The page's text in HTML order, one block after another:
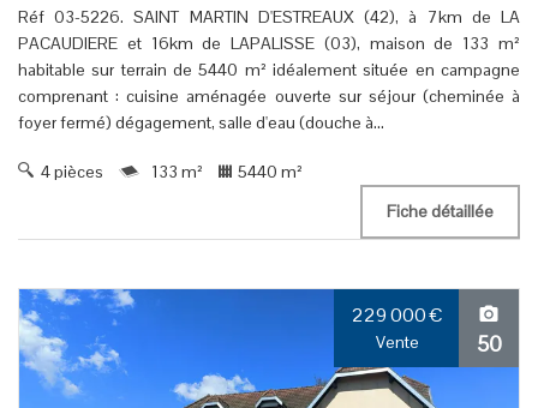
Réf 03-5226. SAINT MARTIN D'ESTREAUX (42), à 7km de LA
PACAUDIERE et 16km de LAPALISSE (03), maison de 133 m²
habitable sur terrain de 5440 m² idéalement située en campagne
comprenant : cuisine aménagée ouverte sur séjour (cheminée à
foyer fermé) dégagement, salle d'eau (douche à...
4 pièces 133 m²
5440 m²
Fiche détaillée
229 000€
Vente 50